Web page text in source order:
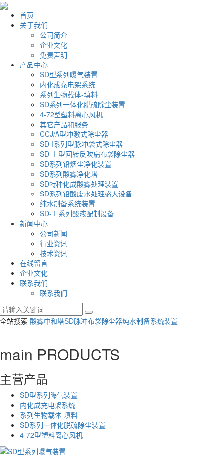
首页
关于我们
公司简介
企业文化
免责声明
产品中心
SD型系列曝气装置
内化成充电架系统
系列生物载体-填料
SD系列一体化脱硫除尘装置
4-72型塑料离心风机
其它产品和服务
CCJ/A型冲激式除尘器
SD-I系列型脉冲袋式除尘器
SD-Ⅱ型回转反吹扁布袋除尘器
SD系列铅烟尘净化装置
SD系列酸雾净化塔
SD特种化成酸雾处理装置
SD系列铅酸废水处理盛大设备
纯水制备系统装置
SD-Ⅱ系列酸液配制设备
新闻中心
公司新闻
行业资讯
技术资讯
在线留言
企业文化
联系我们
联系我们
全站搜索 酸雾中和塔SD脉冲布袋除尘器纯水制备系统装置
main PRODUCTS
主营产品
SD型系列曝气装置
内化成充电架系统
系列生物载体-填料
SD系列一体化脱硫除尘装置
4-72型塑料离心风机